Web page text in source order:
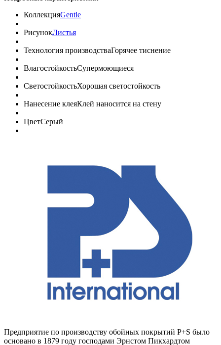
КоллекцияGentle
РисунокЛистья
Технология производстваГорячее тиснение
ВлагостойкостьСупермоющиеся
СветостойкостьХорошая светостойкость
Нанесение клеяКлей наносится на стену
ЦветСерый
Предприятие по производству обойных покрытий P+S было
основано в 1879 году господами Эрнстом Пикхардтом